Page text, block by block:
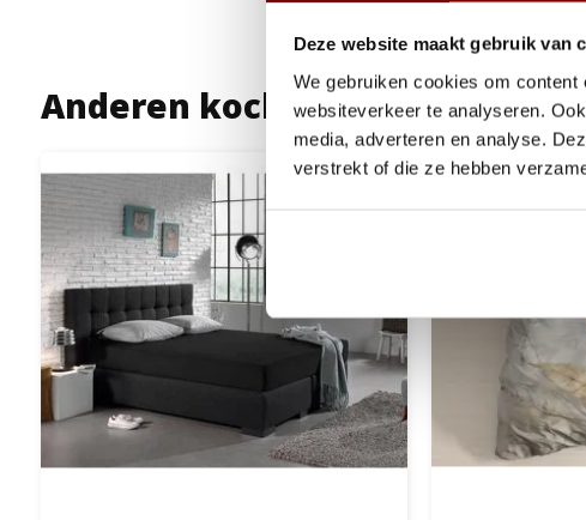
Deze website maakt gebruik van
We gebruiken cookies om
websiteverkeer te analyseren.
media, adverteren en analyse.
verstrekt of die ze hebben
Anderen kochten ook